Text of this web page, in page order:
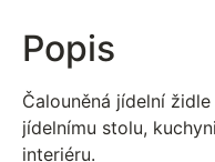
Popis
Čalouněná jídelní
jídelnímu stolu,
interiéru.